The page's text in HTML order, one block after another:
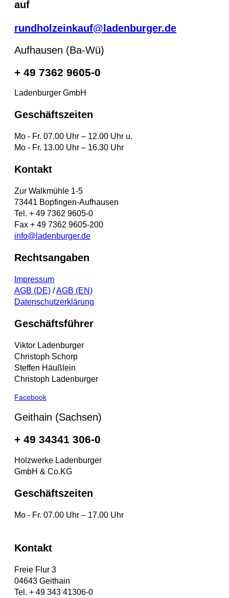
auf
rundholzeinkauf@ladenburger.de
Aufhausen (Ba-Wü)
+ 49 7362 9605-0
Ladenburger GmbH
Geschäftszeiten
Mo - Fr. 07.00 Uhr – 12.00 Uhr u.
Mo - Fr. 13.00 Uhr – 16.30 Uhr
Kontakt
Zur Walkmühle 1-5
73441 Bopfingen-Aufhausen
Tel. + 49 7362 9605-0
Fax + 49 7362 9605-200
info@ladenburger.de
Rechtsangaben
Impressum
AGB (DE) /AGB (EN)
Datenschutzerklärung
Geschäftsführer
Viktor Ladenburger
Christoph Schorp
Steffen Häußlein
Christoph Ladenburger
Facebook
Geithain (Sachsen)
+ 49 34341 306-0
Holzwerke Ladenburger
GmbH & Co.KG
Geschäftszeiten
Mo - Fr. 07.00 Uhr – 17.00 Uhr
Kontakt
Freie Flur 3
04643 Geithain
Tel. + 49 343 41306-0